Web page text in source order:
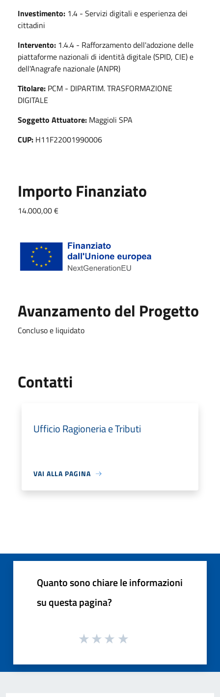
Investimento: 1.4 - Servizi digitali e esperienza dei
cittadini
Intervento: 1.4.4 - Rafforzamento dell'adozione delle
piattaforme nazionali di identità digitale (SPID, CIE) e
dell'Anagrafe nazionale (ANPR)
Titolare: PCM - DIPARTIM. TRASFORMAZIONE
DIGITALE
Soggetto Attuatore: Maggioli SPA
CUP: H11F22001990006
Importo Finanziato
14.000,00 €
Avanzamento del Progetto
Concluso e liquidato
Contatti
Ufficio Ragioneria e Tributi
VAI ALLA PAGINA
Quanto sono chiare le informazioni
su questa pagina?